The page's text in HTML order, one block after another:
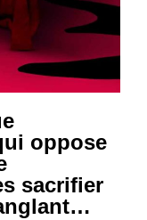
oppose
sacrifier